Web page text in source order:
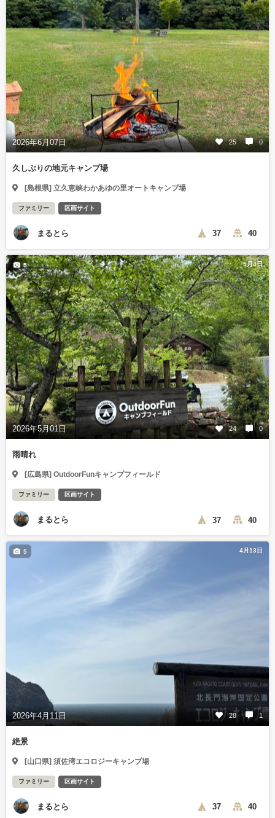
2026年6月07日 25 0
久しぶりの地元キャンプ場
[島根県] 立久恵峡わかあゆの里オートキャンプ場
ファミリー 区画サイト
まるとら 37 40
5月4日
2026年5月01日 24 0
5
雨晴れ
[広島県] OutdoorFunキャンプフィールド
ファミリー 区画サイト
まるとら 37 40
4月13日
2026年4月11日 28 1
5
絶景
[山口県] 須佐湾エコロジーキャンプ場
ファミリー 区画サイト
まるとら 37 40